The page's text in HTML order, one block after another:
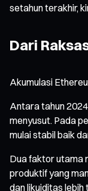
setahun terakhir,
Dari
Akumulasi
Antara tahun
menyusut. Pada
mulai stabil baik
Dua faktor utama
produktif yang
dan likuiditas